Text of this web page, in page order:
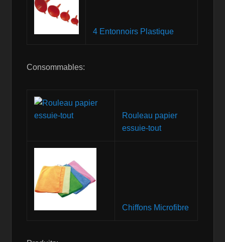
4 Entonnoirs Plastique
Consommables:
Rouleau papier
essuie-tout
Chiffons Microfibre